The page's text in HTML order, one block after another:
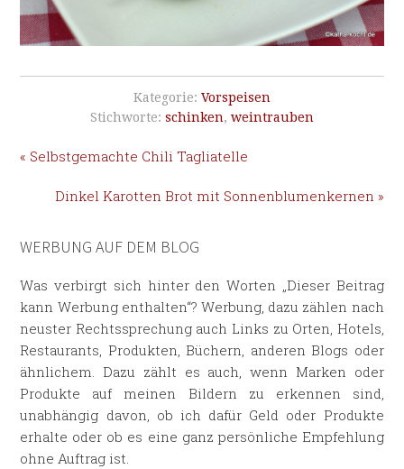
Kategorie: Vorspeisen
Stichworte: schinken, weintrauben
« Selbstgemachte Chili Tagliatelle
Dinkel Karotten Brot mit Sonnenblumenkernen »
WERBUNG AUF DEM BLOG
Was verbirgt sich hinter den Worten „Dieser Beitrag
kann Werbung enthalten“? Werbung, dazu zählen nach
neuster Rechtssprechung auch Links zu Orten, Hotels,
Restaurants, Produkten, Büchern, anderen Blogs oder
ähnlichem. Dazu zählt es auch, wenn Marken oder
Produkte auf meinen Bildern zu erkennen sind,
unabhängig davon, ob ich dafür Geld oder Produkte
erhalte oder ob es eine ganz persönliche Empfehlung
ohne Auftrag ist.